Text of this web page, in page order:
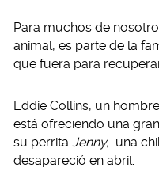
Para muchos de
animal, es parte de la
que fuera para
Eddie Collins, un
está ofreciendo una
su perrita Jenny, una
desapareció en abril.